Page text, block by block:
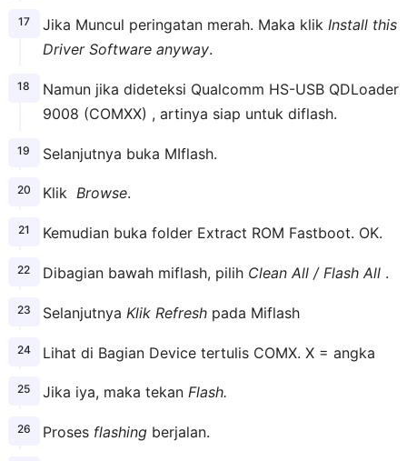
Jika Muncul peringatan merah. Maka klik Install this
Driver Software anyway.
Namun jika dideteksi Qualcomm HS-USB QDLoader
9008 (COMXX) , artinya siap untuk diflash.
Selanjutnya buka MIflash.
Klik Browse.
Kemudian buka folder Extract ROM Fastboot. OK.
Dibagian bawah miflash, pilih Clean All / Flash All.
Selanjutnya Klik Refreshpada Miflash
Lihat di Bagian Device tertulis COMX. X = angka
Jika iya, maka tekan Flash.
Proses flashingberjalan.